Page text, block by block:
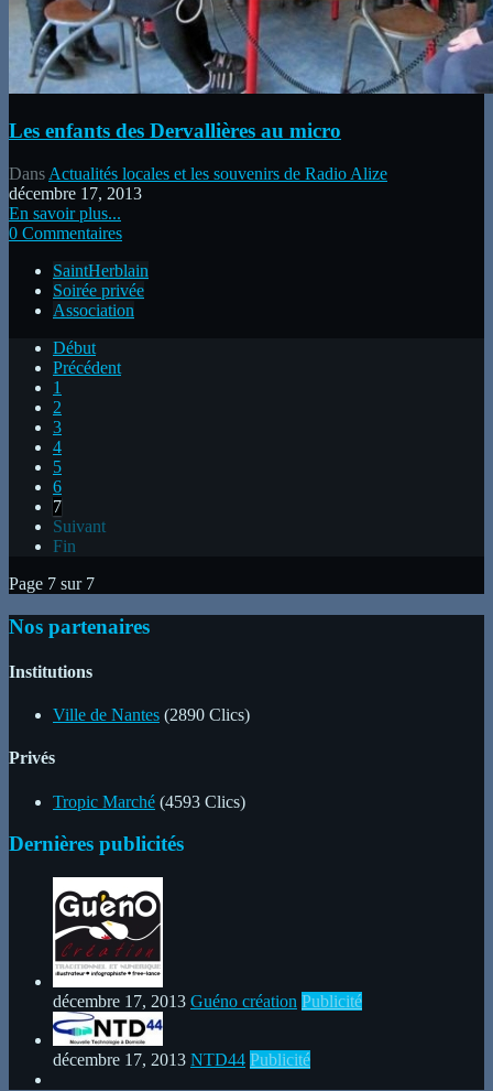
Les enfants des Dervallières au micro
Dans Actualités locales et les souvenirs de Radio Alize
décembre 17, 2013
En savoir plus...
0 Commentaires
SaintHerblain
Soirée privée
Association
Début
Précédent
1
2
3
4
5
6
7
Suivant
Fin
Page 7 sur 7
Nos partenaires
Institutions
Ville de Nantes (2890 Clics)
Privés
Tropic Marché (4593 Clics)
Dernières publicités
décembre 17, 2013 Guéno création Publicité
décembre 17, 2013 NTD44 Publicité